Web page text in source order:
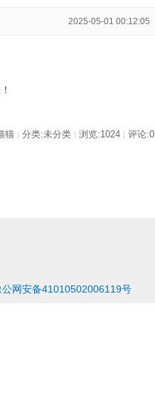
2025-05-01 00:12:05
猫 | 分类:未分类 | 浏览:1024 | 评论:0
公网安备41010502006119号